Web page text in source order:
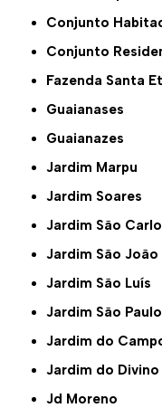
Conjunto
Conjunto
Fazenda Santa
Guaianases
Guaianazes
Jardim Marpu
Jardim Soares
Jardim São
Jardim São João
Jardim São Luís
Jardim São Paulo
Jardim do
Jardim do Divino
Jd Moreno